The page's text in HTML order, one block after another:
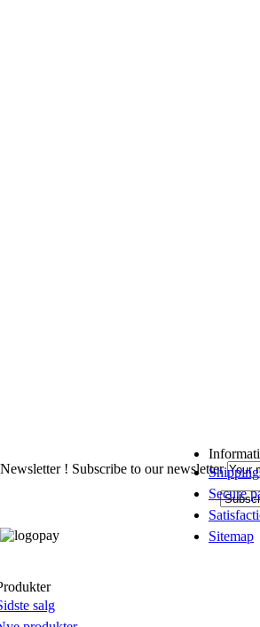
Newsletter ! Subscribe to our newsletter
Secure
Sitemap
salg